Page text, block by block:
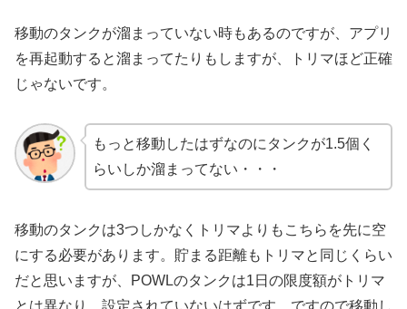
移動のタンクが溜まっていない時もあるのですが、アプリ
を再起動すると溜まってたりもしますが、トリマほど正確
じゃないです。
もっと移動したはずなのにタンクが1.5個く
らいしか溜まってない・・・
移動のタンクは3つしかなくトリマよりもこちらを先に空
にする必要があります。貯まる距離もトリマと同じくらい
だと思いますが、POWLのタンクは1日の限度額がトリマ